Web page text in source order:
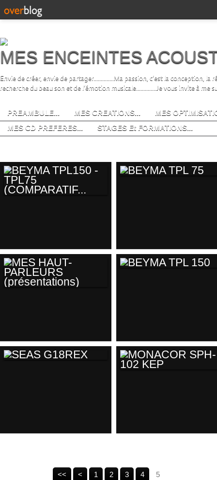
MES ENCEINTES
Envie de créer, envie de partager..............Ma passion, c’est la conception,
recherche du beau son et de l’émotion musicale..............Je vous invite à me
PREAMBULE... MES CREATIONS...
MES
MES CD PREFERES...
STAGES Et FORMATIONS...
(COMPARATIF...
(PRÉSENTATIONS)
<< < 1 2 3 4 5